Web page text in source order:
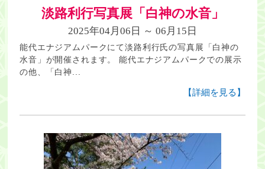
淡路利行写真展「白神の水音」
2025年04月06日 ～ 06月15日
能代エナジアムパークにて淡路利行氏の写真展「白神の
水音」が開催されます。 能代エナジアムパークでの展示
の他、「白神...
【詳細を見る】